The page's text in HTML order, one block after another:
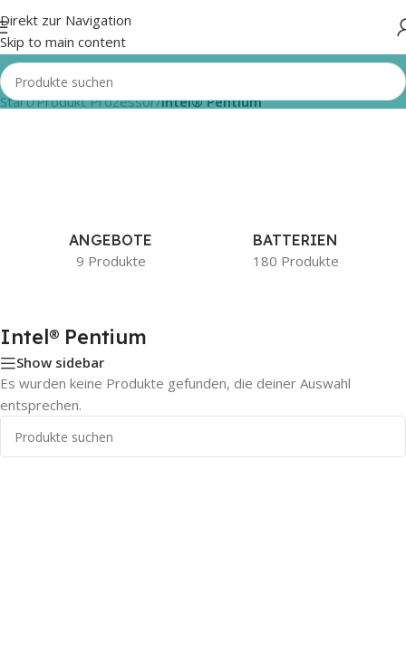
Direkt zur Navigation
Skip to main content
Start/Produkt Prozessor/Intel® Pentium
ANGEBOTE
9 Produkte
BATTERIEN
180 Produkte
Intel® Pentium
Show sidebar
Es wurden keine Produkte gefunden, die deiner Auswahl
entsprechen.